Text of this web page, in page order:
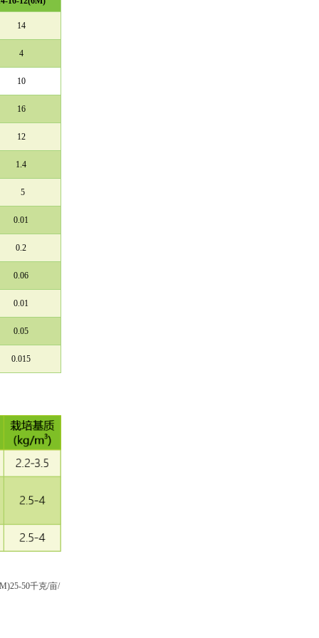
14
4
10
16
12
1.4
5
0.01
0.2
0.06
0.01
0.05
0.015
50千克/亩/